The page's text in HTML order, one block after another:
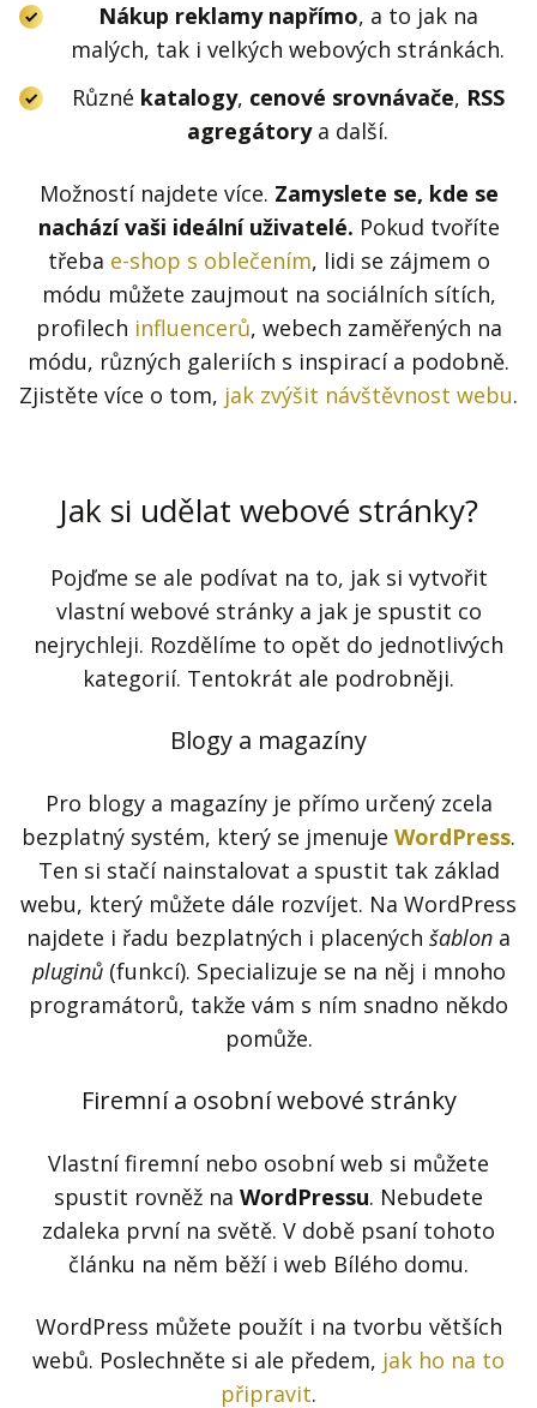
Nákup reklamy napřímo, a to jak na
malých, tak i velkých webových stránkách.
Různé katalogy, cenové srovnávače, RSS
agregátorya další.
Možností najdete více. Zamyslete se, kde se
nachází vaši ideální uživatelé. Pokud tvoříte
třeba e-shop s oblečením, lidi se zájmem o
módu můžete zaujmout na sociálních sítích,
profilech influencerů, webech zaměřených na
módu, různých galeriích s inspirací a podobně.
Zjistěte více o tom, jak zvýšit návštěvnost webu.
Jak si udělat webové stránky?
Pojďme se ale podívat na to, jak si vytvořit
vlastní webové stránky a jak je spustit co
nejrychleji. Rozdělíme to opět do jednotlivých
kategorií. Tentokrát ale podrobněji.
Blogy a magazíny
Pro blogy a magazíny je přímo určený zcela
bezplatný systém, který se jmenuje WordPress.
Ten si stačí nainstalovat a spustit tak základ
webu, který můžete dále rozvíjet. Na WordPress
najdete i řadu bezplatných i placených šablon a
pluginů(funkcí). Specializuje se na něj i mnoho
programátorů, takže vám s ním snadno někdo
pomůže.
Firemní a osobní webové stránky
Vlastní firemní nebo osobní web si můžete
spustit rovněž na WordPressu. Nebudete
zdaleka první na světě. V době psaní tohoto
článku na něm běží i web Bílého domu.
WordPress můžete použít i na tvorbu větších
webů. Poslechněte si ale předem, jak ho na to
připravit.